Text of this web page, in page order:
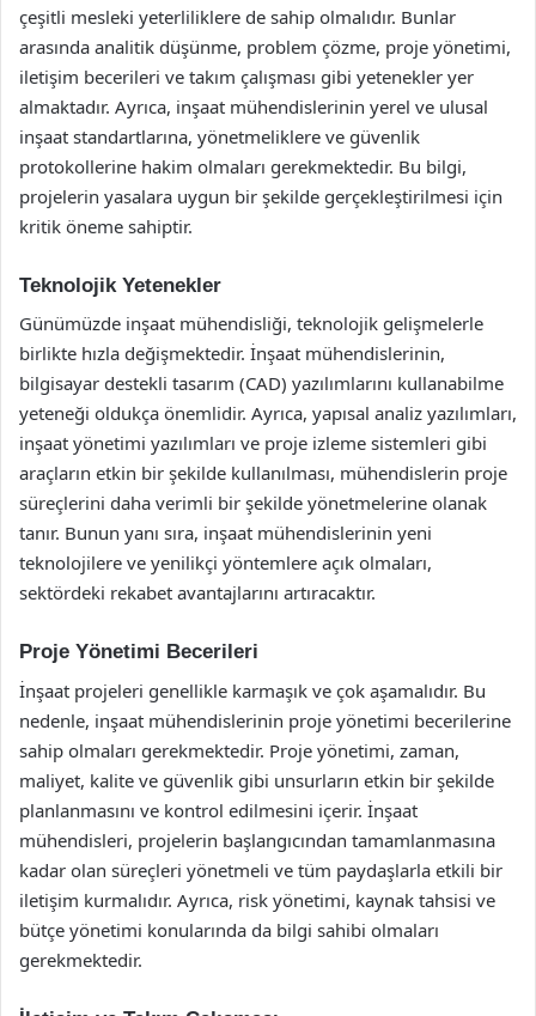
çeşitli mesleki yeterliliklere de sahip olmalıdır. Bunlar
arasında analitik düşünme, problem çözme, proje yönetimi,
iletişim becerileri ve takım çalışması gibi yetenekler yer
almaktadır. Ayrıca, inşaat mühendislerinin yerel ve ulusal
inşaat standartlarına, yönetmeliklere ve güvenlik
protokollerine hakim olmaları gerekmektedir. Bu bilgi,
projelerin yasalara uygun bir şekilde gerçekleştirilmesi için
kritik öneme sahiptir.
Teknolojik Yetenekler
Günümüzde inşaat mühendisliği, teknolojik gelişmelerle
birlikte hızla değişmektedir. İnşaat mühendislerinin,
bilgisayar destekli tasarım (CAD) yazılımlarını kullanabilme
yeteneği oldukça önemlidir. Ayrıca, yapısal analiz yazılımları,
inşaat yönetimi yazılımları ve proje izleme sistemleri gibi
araçların etkin bir şekilde kullanılması, mühendislerin proje
süreçlerini daha verimli bir şekilde yönetmelerine olanak
tanır. Bunun yanı sıra, inşaat mühendislerinin yeni
teknolojilere ve yenilikçi yöntemlere açık olmaları,
sektördeki rekabet avantajlarını artıracaktır.
Proje Yönetimi Becerileri
İnşaat projeleri genellikle karmaşık ve çok aşamalıdır. Bu
nedenle, inşaat mühendislerinin proje yönetimi becerilerine
sahip olmaları gerekmektedir. Proje yönetimi, zaman,
maliyet, kalite ve güvenlik gibi unsurların etkin bir şekilde
planlanmasını ve kontrol edilmesini içerir. İnşaat
mühendisleri, projelerin başlangıcından tamamlanmasına
kadar olan süreçleri yönetmeli ve tüm paydaşlarla etkili bir
iletişim kurmalıdır. Ayrıca, risk yönetimi, kaynak tahsisi ve
bütçe yönetimi konularında da bilgi sahibi olmaları
gerekmektedir.